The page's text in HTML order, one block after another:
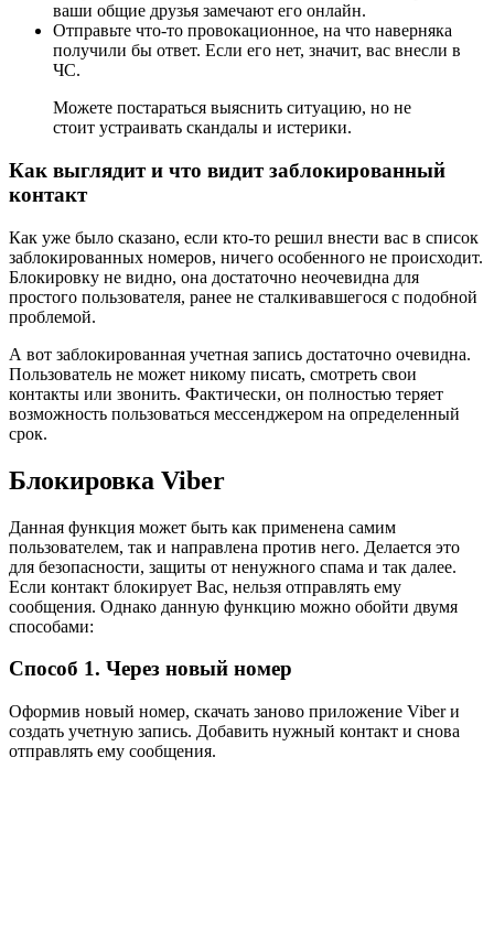
ваши общие друзья замечают его онлайн.
Отправьте что-то провокационное, на что наверняка
получили бы ответ. Если его нет, значит, вас внесли в
ЧС.
Можете постараться выяснить ситуацию, но не
стоит устраивать скандалы и истерики.
Как выглядит и что видит заблокированный
контакт
Как уже было сказано, если кто-то решил внести вас в список
заблокированных номеров, ничего особенного не происходит.
Блокировку не видно, она достаточно неочевидна для
простого пользователя, ранее не сталкивавшегося с подобной
проблемой.
А вот заблокированная учетная запись достаточно очевидна.
Пользователь не может никому писать, смотреть свои
контакты или звонить. Фактически, он полностью теряет
возможность пользоваться мессенджером на определенный
срок.
Блокировка Viber
Данная функция может быть как применена самим
пользователем, так и направлена против него. Делается это
для безопасности, защиты от ненужного спама и так далее.
Если контакт блокирует Вас, нельзя отправлять ему
сообщения. Однако данную функцию можно обойти двумя
способами:
Способ 1. Через новый номер
Оформив новый номер, скачать заново приложение Viber и
создать учетную запись. Добавить нужный контакт и снова
отправлять ему сообщения.